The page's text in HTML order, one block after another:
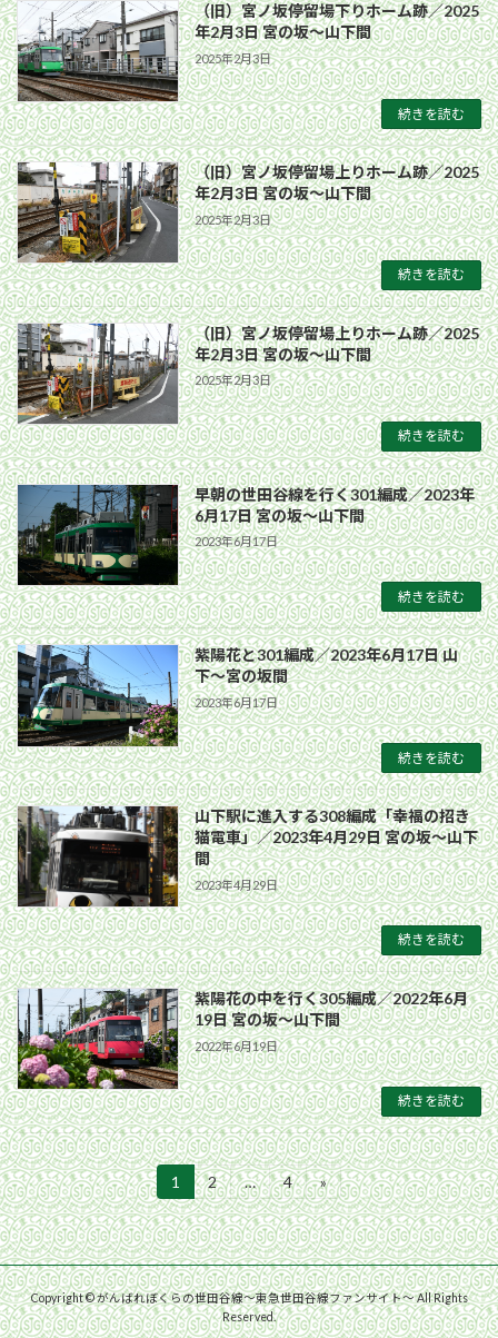
（旧）宮ノ坂停留場下りホーム跡／2025
年2月3日 宮の坂〜山下間
2025年2月3日
続きを読む
（旧）宮ノ坂停留場上りホーム跡／2025
年2月3日 宮の坂〜山下間
2025年2月3日
続きを読む
（旧）宮ノ坂停留場上りホーム跡／2025
年2月3日 宮の坂〜山下間
2025年2月3日
続きを読む
早朝の世田谷線を行く301編成／2023年
6月17日 宮の坂〜山下間
2023年6月17日
続きを読む
紫陽花と301編成／2023年6月17日 山
下〜宮の坂間
2023年6月17日
続きを読む
山下駅に進入する308編成「幸福の招き
猫電車」／2023年4月29日 宮の坂〜山下
間
2023年4月29日
続きを読む
紫陽花の中を行く305編成／2022年6月
19日 宮の坂〜山下間
2022年6月19日
続きを読む
投
稿
の
ペ
固
定
ペ
ー
ジ
1
固
定
ペ
ー
ジ
2 …
固
定
ペ
ー
ジ
4 »
Copyright © がんばれぼくらの世田谷線〜東急世田谷線ファンサイト〜 All Rights
Reserved.